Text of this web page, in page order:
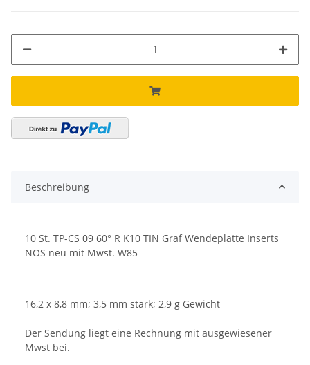
Beschreibung
10 St. TP-CS 09 60° R K10 TIN Graf Wendeplatte Inserts
NOS neu mit Mwst. W85
16,2 x 8,8 mm; 3,5 mm stark; 2,9 g Gewicht
Der Sendung liegt eine Rechnung mit ausgewiesener
Mwst bei.